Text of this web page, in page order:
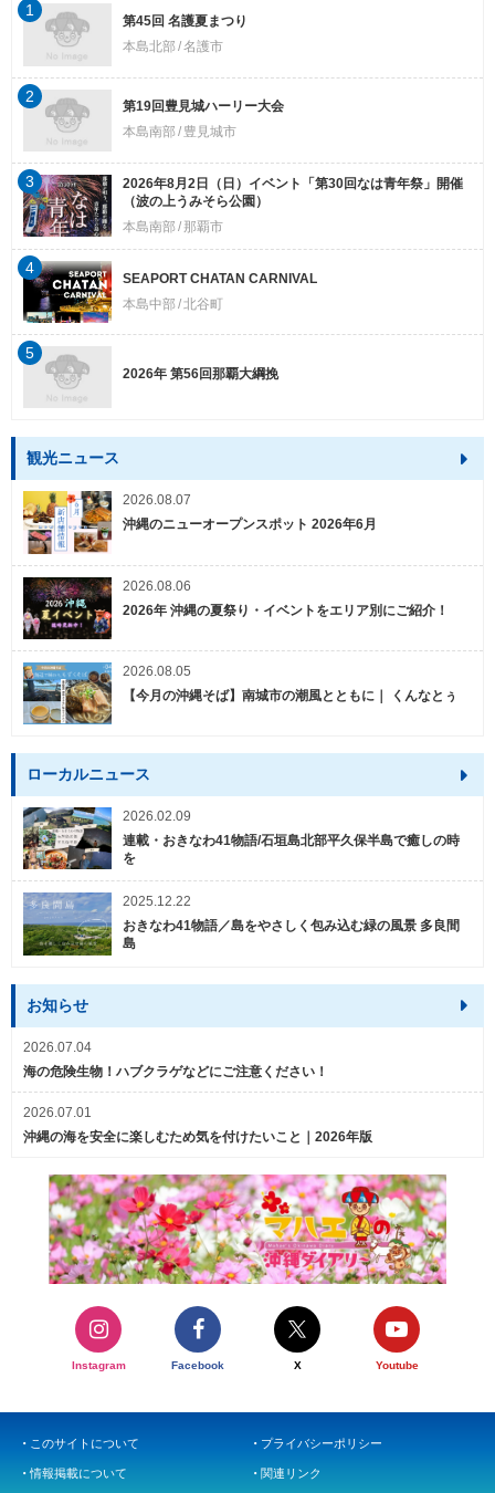
第45回 名護夏まつり
本島北部 名護市
1
第19回豊見城ハーリー大会
本島南部
豊見城市
2
2026年8月2日（日）イベント「第30回なは青年祭」開催
（波の上うみそら公園）
本島南部
那覇市
3
SEAPORT CHATAN CARNIVAL
本島中部 北谷町
4
2026年 第56回那覇大綱挽
5
観光ニュース
2026.08.07
沖縄のニューオープンスポット 2026年6月
2026.08.06
2026年 沖縄の夏祭り・イベントをエリア別にご紹介！
2026.08.05
【今月の沖縄そば】南城市の潮風とともに｜ くんなとぅ
ローカルニュース
2026.02.09
連載・おきなわ41物語/石垣島北部平久保半島で癒しの時
を
2025.12.22
おきなわ41物語／島をやさしく包み込む緑の風景 多良間
島
お知らせ
2026.07.04
海の危険生物！ハブクラゲなどにご注意ください！
2026.07.01
沖縄の海を安全に楽しむため気を付けたいこと｜2026年版
Instagram Facebook X Youtube
このサイトについて プライバシーポリシー
情報掲載について 関連リンク